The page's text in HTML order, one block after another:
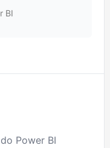
Power BI